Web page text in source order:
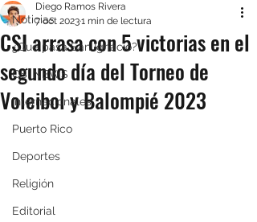
Noticias
¿Qué pasa San Ignacio?
CSI NEWS
Internacionales
Puerto Rico
Deportes
Religión
Editorial
CSI arrasa con 5 victorias en el
segundo día del Torneo de
Voleibol y Balompié 2023
Diego Ramos Rivera
7 oct 20231 min de lectura